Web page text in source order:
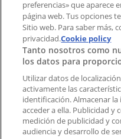
Marcas
Marcas locales
Negocios
Negocios cercanos
Productos
Productos locales
Ciudades
Descargar la APP
preferencias» que aparece
página web. Tus opciones
Sitio web. Para saber más,
privacidad.Cookie policy
Tanto nosotros como
los datos para
Utilizar datos de
activamente las
identificación. Almacenar
acceder a ella. Publicidad
medición de publicidad y
audiencia y desarrollo de